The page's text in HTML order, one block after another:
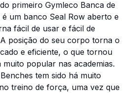
primeiro Gymleco Banca de
é um banco Seal Row aberto e
fácil de usar e fácil de
posição do seu corpo torna o
e eficiente, o que tornou
popular nas academias.
tem sido há muito
treino de força, uma vez que